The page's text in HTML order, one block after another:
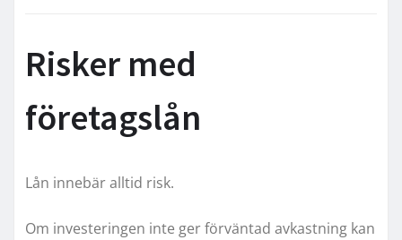
Risker med
företagslån
Lån innebär alltid risk.
Om investeringen inte ger förväntad avkastning kan